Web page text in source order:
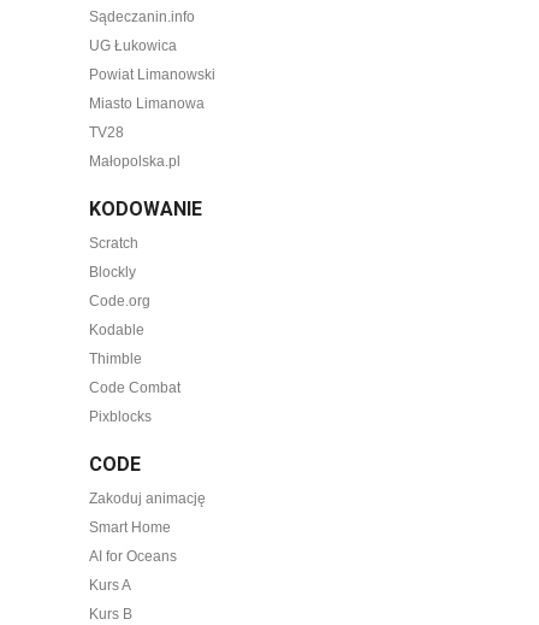
Sądeczanin.info
UG Łukowica
Powiat Limanowski
Miasto Limanowa
TV28
Małopolska.pl
KODOWANIE
Scratch
Blockly
Code.org
Kodable
Thimble
Code Combat
Pixblocks
CODE
Zakoduj animację
Smart Home
AI for Oceans
Kurs A
Kurs B